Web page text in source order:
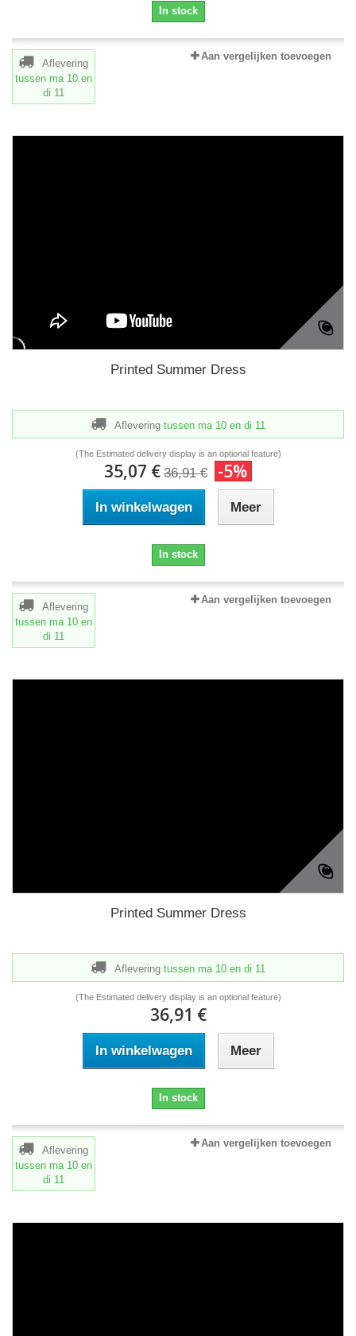
In stock
Aflevering
tussen ma 10 en
di 11
Aan vergelijken toevoegen
Printed Summer Dress
Aflevering tussen ma 10 en di 11
(The Estimated delivery display is an optional feature)
35,07 € 36,91 € -5%
In winkelwagen Meer
In stock
Aflevering
tussen ma 10 en
di 11
Aan vergelijken toevoegen
Printed Summer Dress
Aflevering tussen ma 10 en di 11
(The Estimated delivery display is an optional feature)
36,91 €
In winkelwagen Meer
In stock
Aflevering
tussen ma 10 en
di 11
Aan vergelijken toevoegen